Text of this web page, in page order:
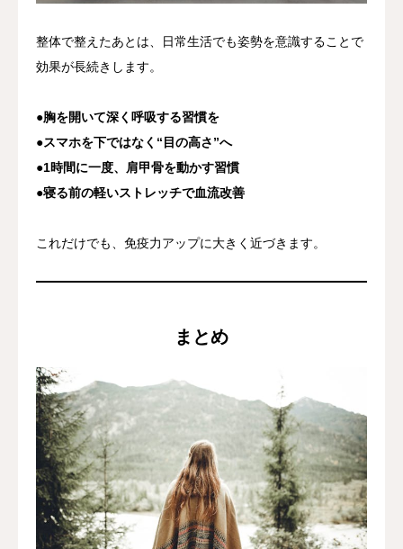
整体で整えたあとは、日常生活でも姿勢を意識することで
効果が長続きします。
●胸を開いて深く呼吸する習慣を
●スマホを下ではなく“目の高さ”へ
●1時間に一度、肩甲骨を動かす習慣
●寝る前の軽いストレッチで血流改善
これだけでも、免疫力アップに大きく近づきます。
まとめ